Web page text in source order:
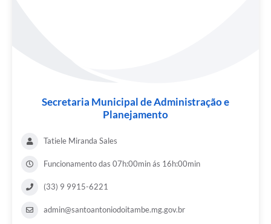
Secretaria Municipal de Administração e
Planejamento
Tatiele Miranda Sales
Funcionamento das 07h:00min ás 16h:00min
(33) 9 9915-6221
admin@santoantoniodoitambe.mg.gov.br